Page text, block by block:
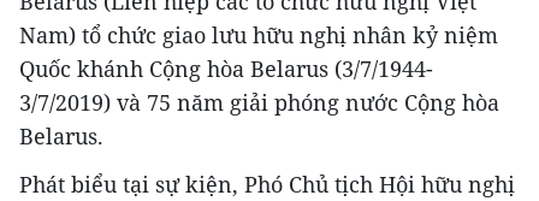
Nam) tổ chức giao lưu hữu nghị nhân kỷ niệm
Quốc khánh Cộng hòa Belarus (3/7/1944-
3/7/2019) và 75 năm giải phóng nước Cộng hòa
Belarus.
Phát biểu tại sự kiện, Phó Chủ tịch Hội hữu nghị